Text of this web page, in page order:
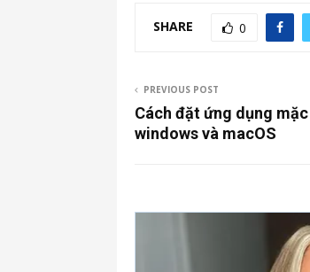
SHARE 0
PREVIOUS POST
Cách đặt ứng dụng
windows và macOS